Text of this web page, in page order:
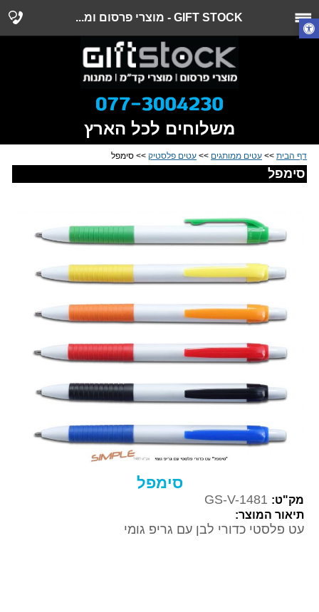
GIFT STOCK - מוצרי פרסום ומ...
משלוחים לכל הארץ
דף הבית >> עטים ממותגים >> עטים פלסטיק >> סימפל
סימפל
סימפל
מק"ט: GS-V-1481
תיאור המוצר:
עט פלסטי כדורי לבן עם גריפ גומי